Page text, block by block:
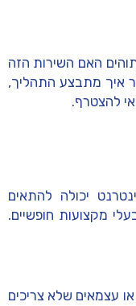
האם השירות הזה
איך מתבצע התהליך,
להצטרף.
יכולה להתאים
מקצועות חופשיים.
עצמאים שלא צריכים